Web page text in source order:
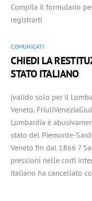
Compila il formulario
registrarti
COMUNICATI
CHIEDI LA
STATO ITALIANO
(valido solo per il
Veneto,
Lombardia è
stato del Piemonte-
Veneto fin dal 1866 ?
pressioni nelle corti
italiano ha cancellato